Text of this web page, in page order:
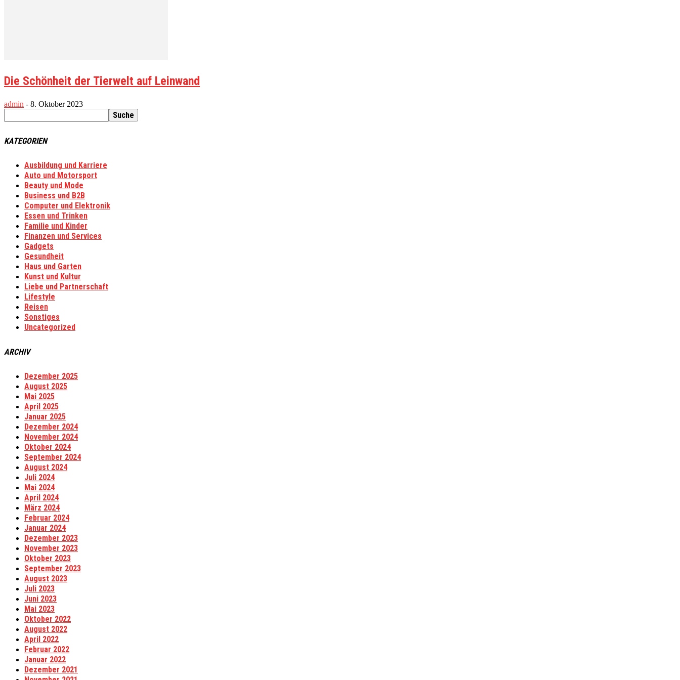
Die Schönheit der Tierwelt auf Leinwand
admin - 8. Oktober 2023
KATEGORIEN
Ausbildung und Karriere
Auto und Motorsport
Beauty und Mode
Business und B2B
Computer und Elektronik
Essen und Trinken
Familie und Kinder
Finanzen und Services
Gadgets
Gesundheit
Haus und Garten
Kunst und Kultur
Liebe und Partnerschaft
Lifestyle
Reisen
Sonstiges
Uncategorized
ARCHIV
Dezember 2025
August 2025
Mai 2025
April 2025
Januar 2025
Dezember 2024
November 2024
Oktober 2024
September 2024
August 2024
Juli 2024
Mai 2024
April 2024
März 2024
Februar 2024
Januar 2024
Dezember 2023
November 2023
Oktober 2023
September 2023
August 2023
Juli 2023
Juni 2023
Mai 2023
Oktober 2022
August 2022
April 2022
Februar 2022
Januar 2022
Dezember 2021